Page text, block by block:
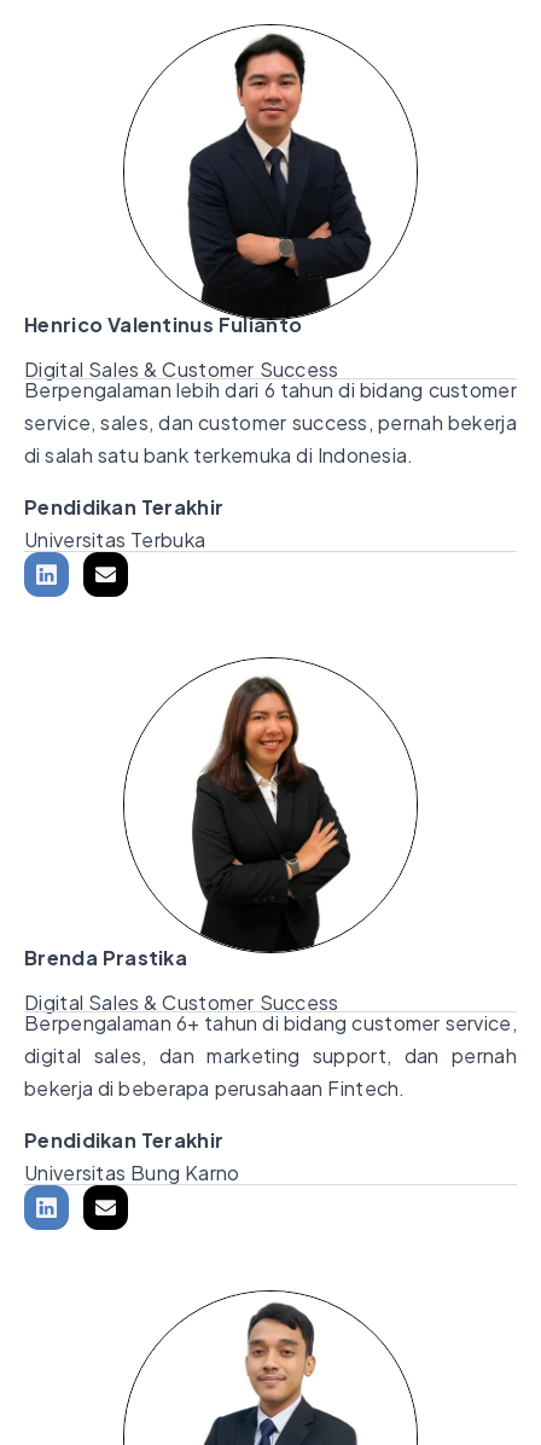
Henrico Valentinus Fulianto
Digital Sales & Customer Success
Berpengalaman lebih dari 6 tahun di bidang customer
service, sales, dan customer success, pernah bekerja
di salah satu bank terkemuka di Indonesia.
Pendidikan Terakhir
Universitas Terbuka
Brenda Prastika
Digital Sales & Customer Success
Berpengalaman 6+ tahun di bidang customer service,
digital sales, dan marketing support, dan pernah
bekerja di beberapa perusahaan Fintech.
Pendidikan Terakhir
Universitas Bung Karno